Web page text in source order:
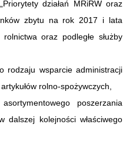
działań MRiRW oraz
zbytu na rok 2017 i lata
oraz podległe służby
rodzaju wsparcie administracji
rolno-spożywczych,
poszerzania
dalszej kolejności właściwego